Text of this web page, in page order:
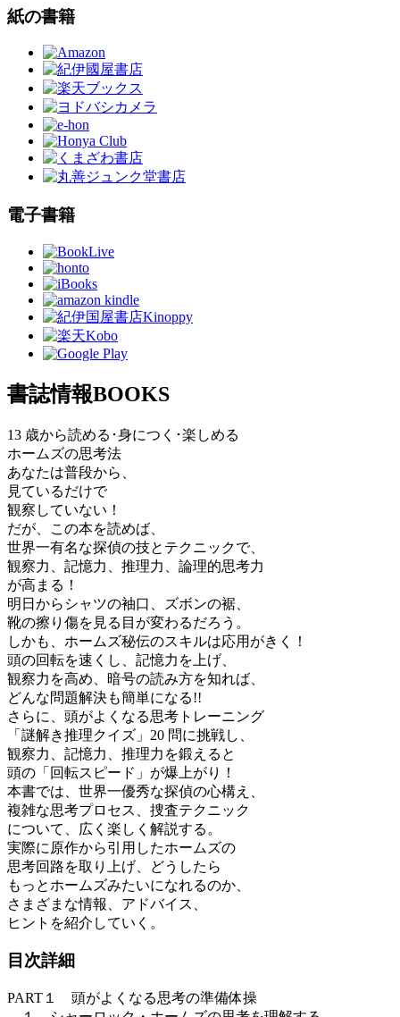
紙の書籍
電子書籍
書誌情報BOOKS
13 歳から読める･身につく･楽しめる
ホームズの思考法
あなたは普段から、
見ているだけで
観察していない！
だが、この本を読めば、
世界一有名な探偵の技とテクニックで、
観察力、記憶力、推理力、論理的思考力
が高まる！
明日からシャツの袖口、ズボンの裾、
靴の擦り傷を見る目が変わるだろう。
しかも、ホームズ秘伝のスキルは応用がきく！
頭の回転を速くし、記憶力を上げ、
観察力を高め、暗号の読み方を知れば、
どんな問題解決も簡単になる!!
さらに、頭がよくなる思考トレーニング
「謎解き推理クイズ」20 問に挑戦し、
観察力、記憶力、推理力を鍛えると
頭の「回転スピード」が爆上がり！
本書では、世界一優秀な探偵の心構え、
複雑な思考プロセス、捜査テクニック
について、広く楽しく解説する。
実際に原作から引用したホームズの
思考回路を取り上げ、どうしたら
もっとホームズみたいになれるのか、
さまざまな情報、アドバイス、
ヒントを紹介していく。
目次詳細
PART１ 頭がよくなる思考の準備体操